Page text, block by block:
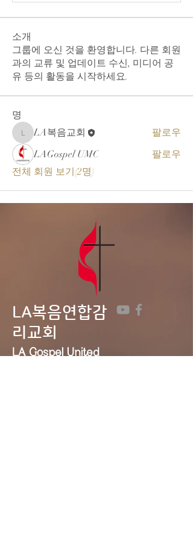
소개
그룹에 오신 것을 환영합니다. 다른 회원
과의 교류 및 업데이트 수신, 미디어 공
유 등의 활동을 시작하세요.
명
LA복음교회
LA복음교회
팔로우
LAGospel UMC
팔로우
전체 회원 보기(2명)
LA복음연합감
리교회
LA Gospel United